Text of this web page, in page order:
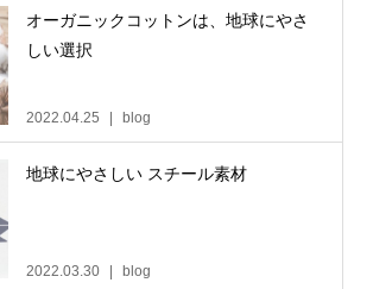
オーガニックコットンは、地球にやさ
しい選択
2022.04.25 blog
地球にやさしい スチール素材
2022.03.30 blog